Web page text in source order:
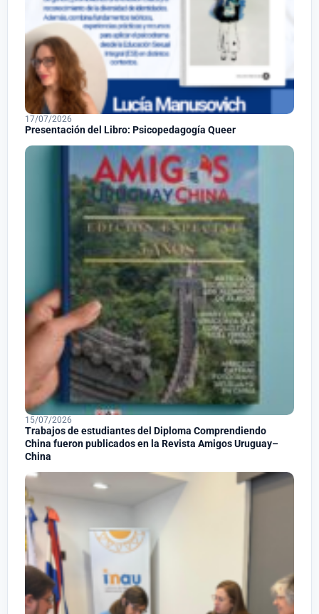
17/07/2026
Presentación del Libro: Psicopedagogía Queer
15/07/2026
Trabajos de estudiantes del Diploma Comprendiendo
China fueron publicados en la Revista Amigos Uruguay–
China